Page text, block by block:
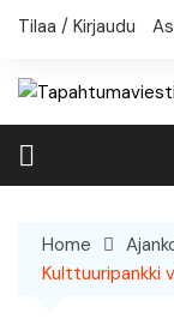
Skip
Tilaa / Kirjaudu
Home
Kulttuuripankki